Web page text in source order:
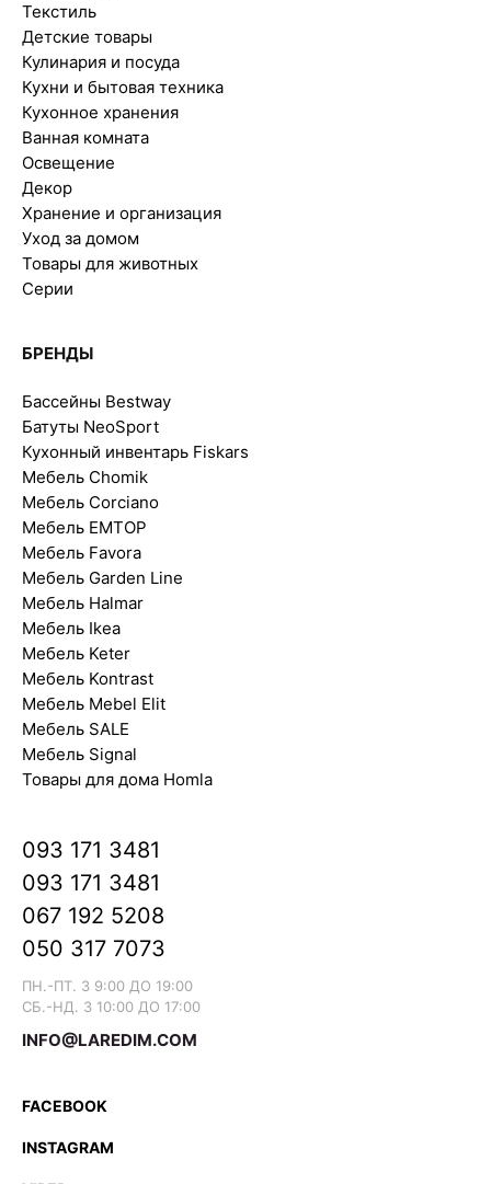
Текстиль
Детские товары
Кулинария и посуда
Кухни и бытовая техника
Кухонное хранения
Ванная комната
Освещение
Декор
Хранение и организация
Уход за домом
Товары для животных
Серии
БРЕНДЫ
Бассейны Bestway
Батуты NeoSport
Кухонный инвентарь Fiskars
Мебель Chomik
Мебель Corciano
Мебель EMTOP
Мебель Favora
Мебель Garden Line
Мебель Halmar
Мебель Ikea
Мебель Keter
Мебель Kontrast
Мебель Mebel Elit
Мебель SALE
Мебель Signal
Товары для дома Homla
093 171 3481
093 171 3481
067 192 5208
050 317 7073
ПН.-ПТ. З 9:00 ДО 19:00
СБ.-НД. З 10:00 ДО 17:00
INFO@LAREDIM.COM
FACEBOOK
INSTAGRAM